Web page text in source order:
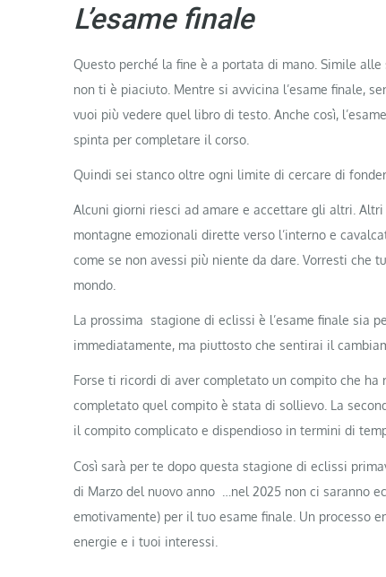
L’esame finale
Questo perché la fine è a portata di mano. Simile
non ti è piaciuto. Mentre si avvicina l’esame finale,
vuoi più vedere quel libro di testo. Anche così,
spinta per completare il corso.
Quindi sei stanco oltre ogni limite di cercare di
Alcuni giorni riesci ad amare e accettare gli altri.
montagne emozionali dirette verso l’interno e
come se non avessi più niente da dare. Vorresti che
mondo.
La prossima stagione di eclissi è l’esame finale sia
immediatamente, ma piuttosto che sentirai il
Forse ti ricordi di aver completato un compito che
completato quel compito è stata di sollievo. La
il compito complicato e dispendioso in termini di
Così sarà per te dopo questa stagione di eclissi
di Marzo del nuovo anno …nel 2025 non ci saranno
emotivamente) per il tuo esame finale. Un processo
energie e i tuoi interessi.